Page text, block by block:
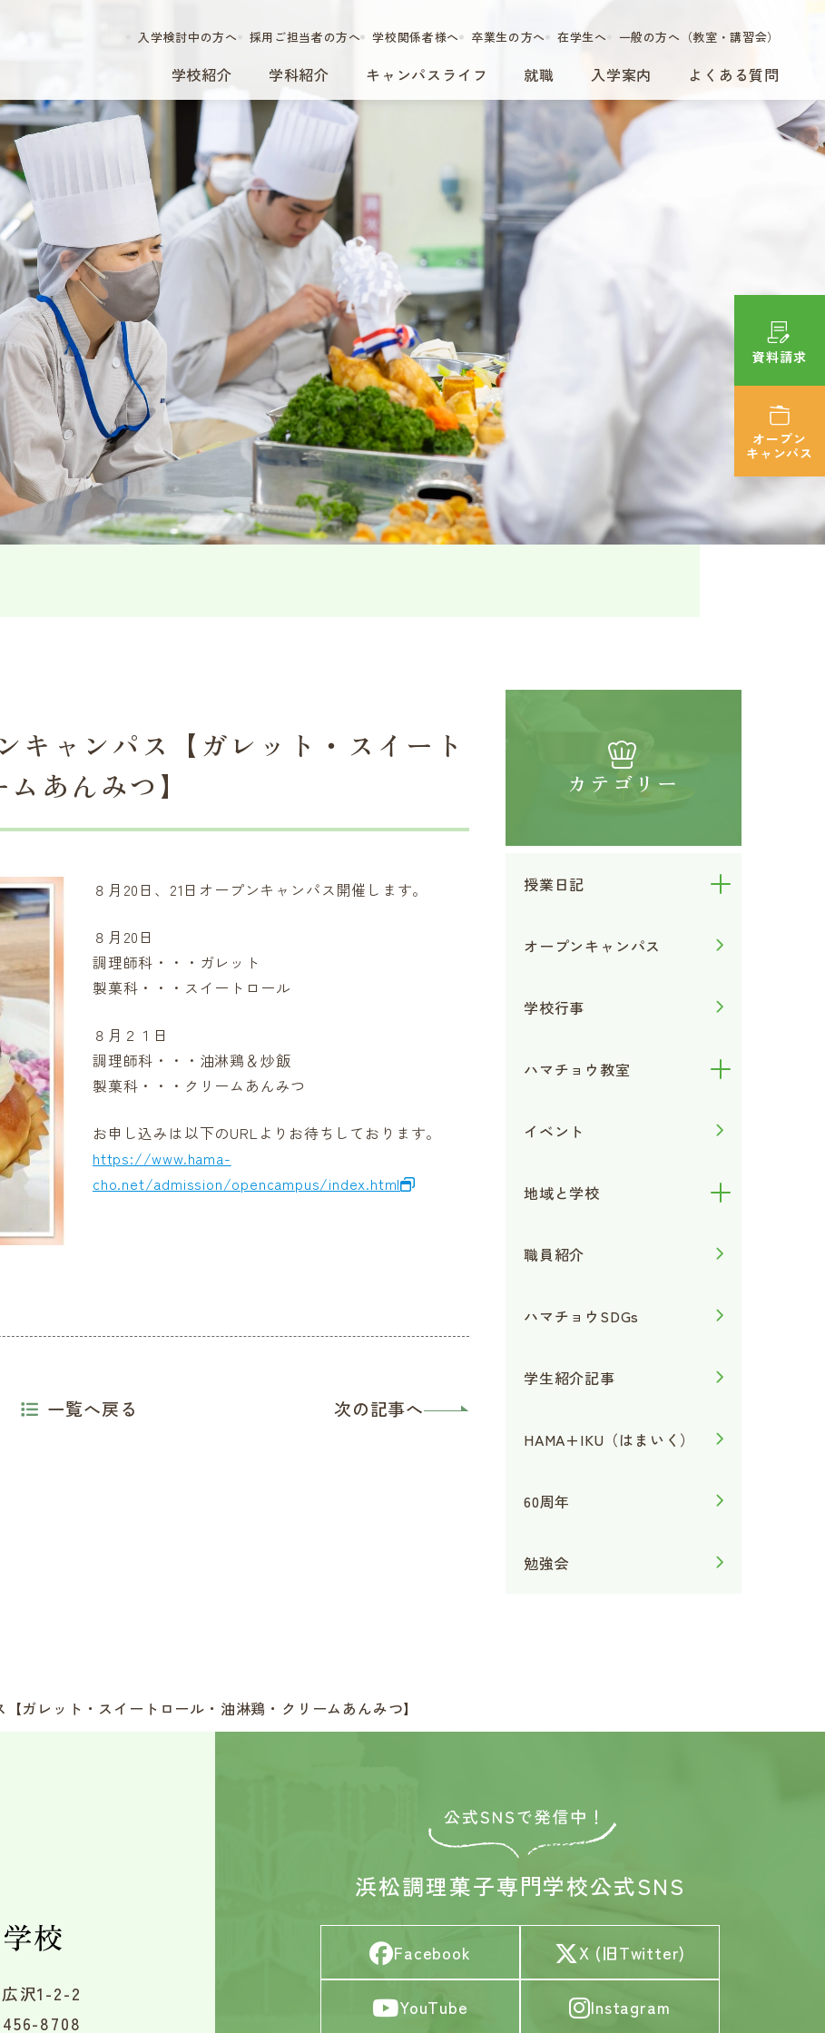
学校紹介 学科紹介 キャンパスライフ 就職 入学案内 よくある質問
入学検討中の方へ 採用ご担当者の方へ 学校関係者様へ 卒業生の方へ 在学生へ 一般の方へ（教室・講習会）
キャンパス【ガレット・スイート
あんみつ】
８月20日、21日オープンキャンパス開催します。
８月20日
調理師科・・・ガレット
製菓科・・・スイートロール
８月２１日
調理師科・・・油淋鶏＆炒飯
製菓科・・・クリームあんみつ
お申し込みは以下のURLよりお待ちしております。
https://www.hama-
cho.net/admission/opencampus/index.html
一覧へ戻る 次の記事へ
カテゴリー
授業日記
オープンキャンパス
学校行事
ハマチョウ教室
イベント
地域と学校
職員紹介
ハマチョウSDGs
学生紹介記事
HAMA+IKU（はまいく）
60周年
勉強会
ガレット・スイートロール・油淋鶏・クリームあんみつ】
浜松調理菓子専門学校公式SNS
Facebook X (旧Twitter)
YouTube Instagram
沢1-2-2
8708
資料請求
オープン
キャンパス